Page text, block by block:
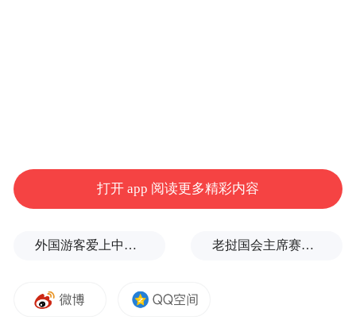
打开 app 阅读更多精彩内容
外国游客爱上中国旅拍、汉服和美甲 老挝国会主席赛宋蓬逝世